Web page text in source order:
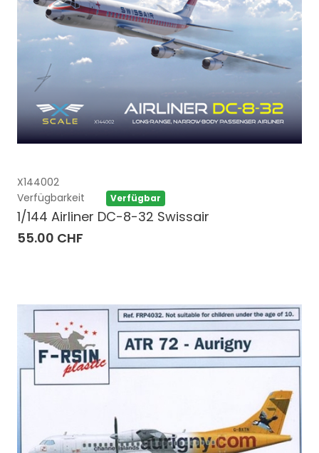
X144002
Verfügbarkeit
Verfügbar
1/144 Airliner DC-8-32 Swissair
55.00 CHF